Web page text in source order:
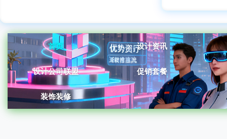
首页 设计资讯
设计公司联盟 促销套餐
装饰装修